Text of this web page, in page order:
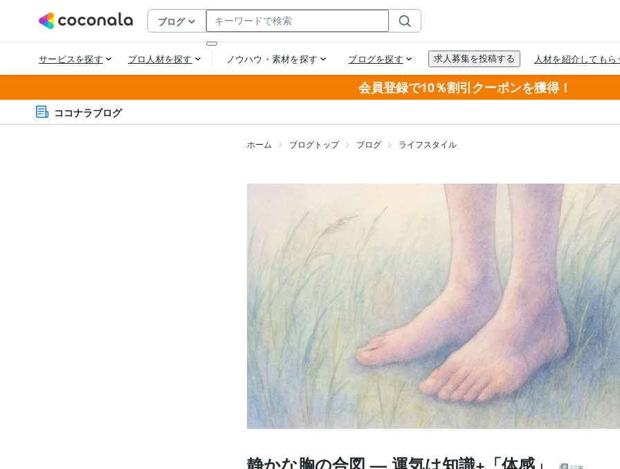
会員登録で10％割引クーポンを獲得！
ココナラブログ
ホーム ブログトップ ブログ ライフスタイル
静かな胸の合図 — 運気は知識+「体感」